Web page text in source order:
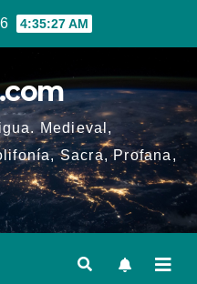
4:35:27 AM
Medieval,
Sacra, Profana,